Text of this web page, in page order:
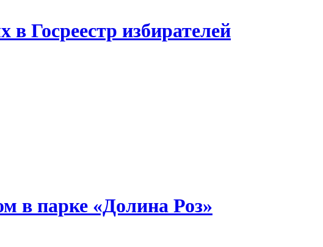
Госреестр избирателей
в парке «Долина Роз»